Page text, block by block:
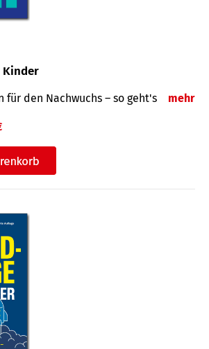
Kinder
für den Nachwuchs – so geht's mehr